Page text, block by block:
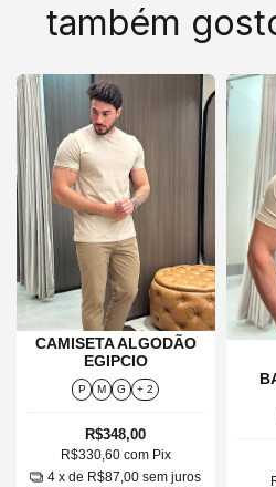
também
CAMISETA ALGODÃO
EGIPCIO
P M G + 2
R$348,00
R$330,60com Pix
4 x de R$87,00 sem juros